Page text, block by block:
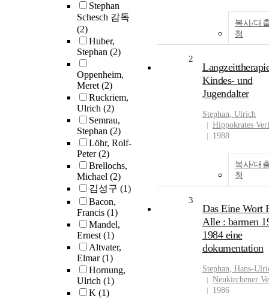
Stephan
Schesch 감독
(2)
Huber,
Stephan (2)
Oppenheim,
Meret(2)
Ruckriem,
Ulrich (2)
Semrau,
Stephan (2)
Löhr, Rolf-
Peter(2)
Brellochs,
Michael (2)
김성구 (1)
Bacon,
Francis (1)
Mandel,
Ernest(1)
Altvater,
Elmar(1)
Hornung,
Ulrich (1)
K (1)
복사/대
청
2
Kindes- und
Jugendalter
Stephan, Ulrich
Hippokrates
1988
복사/대
청
3
Das Eine Wort
Alle : barmen
1984 eine
dokumentation
Stephan, Hans-
Neukirchener
1986